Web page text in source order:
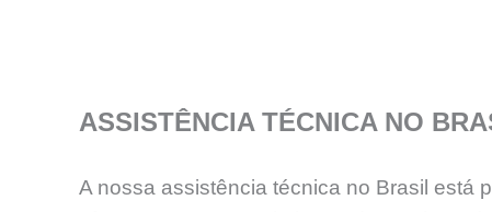
ASSISTÊNCIA TÉCNICA NO
A nossa assistência técnica no Brasil está